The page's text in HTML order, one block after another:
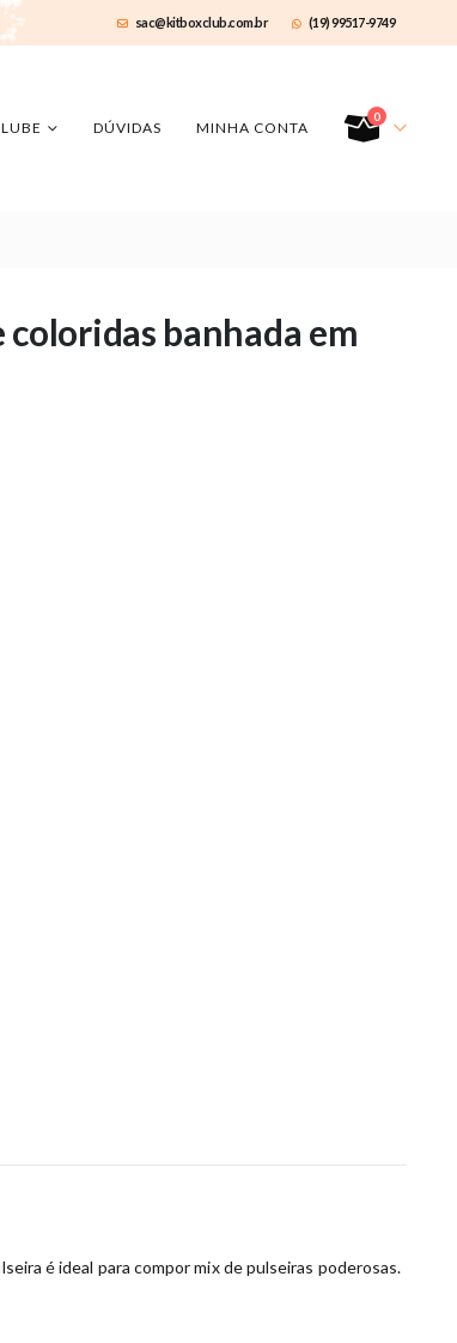
sac@kitboxclub.com.br (19) 99517-9749
DÚVIDAS MINHA CONTA
0
banhada em
é ideal para compor mix de pulseiras poderosas.